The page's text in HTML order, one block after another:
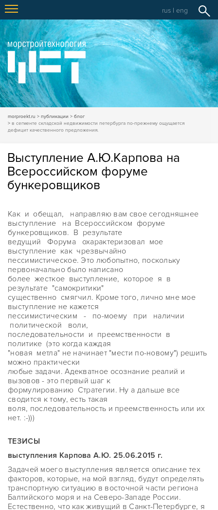
rus | eng
morproekt.ru публикации
блог
в сегменте складской недвижимости петербурга по-прежнему ощущается
дефицит качественного предложения.
Выступление А.Ю.Карпова на
Всероссийском форуме
бункеровщиков
Как и обещал, направляю вам свое сегодняшнее
выступление на Всероссийском форуме
бункеровщиков. В результате
ведущий Форума охарактеризовал мое
выступление как чрезвычайно
пессимистическое. Это любопытно, поскольку
первоначально было написано
более жесткое выступление, которое я в
результате "самокритики"
существенно смягчил. Кроме того, лично мне мое
выступление не кажется
пессимистическим - по-моему при наличии
политической воли,
последовательности и преемственности в
политике (это когда каждая
"новая метла" не начинает "мести по-новому") решить
можно практически
любые задачи. Адекватное осознание реалий и
вызовов - это первый шаг к
формулированию Стратегии. Ну а дальше все
сводится к тому, есть такая
воля, последовательность и преемственность или их
нет. :-)))
ТЕЗИСЫ
выступления Карпова А.Ю. 25.06.2015 г.
Задачей моего выступления является описание тех
факторов, которые, на мой взгляд, будут определять
транспортную ситуацию в восточной части региона
Балтийского моря и на Северо-Западе России.
Естественно, что как живущий в Санкт-Петербурге, я